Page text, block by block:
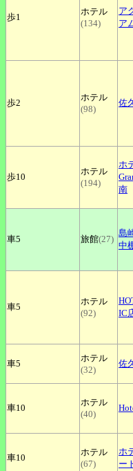
歩1
ホテル
(134)
ア
ア
歩2
ホテル
(98)
佐
歩10
ホテル
(194)
ホ
南
車5 旅館(27)
島
中
車5
ホテル
(92)
IC
車5
ホテル
(32)
佐
車10
ホテル
(40)
車10
ホテル
(67)
ホ
ー